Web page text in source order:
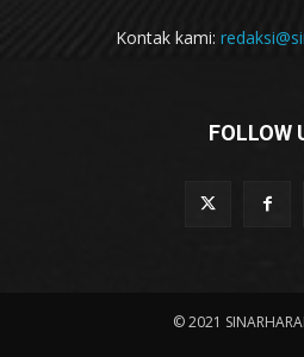
Kontak kami:
FOLLOW
© 2021